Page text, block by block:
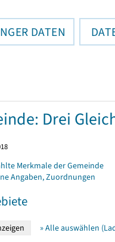
DATEN
Drei
Merkmale der Gemeinde
Angaben, Zuordnungen
» Alle auswählen